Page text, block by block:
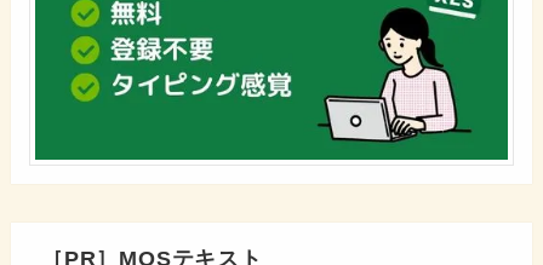
［PR］MOSテキスト